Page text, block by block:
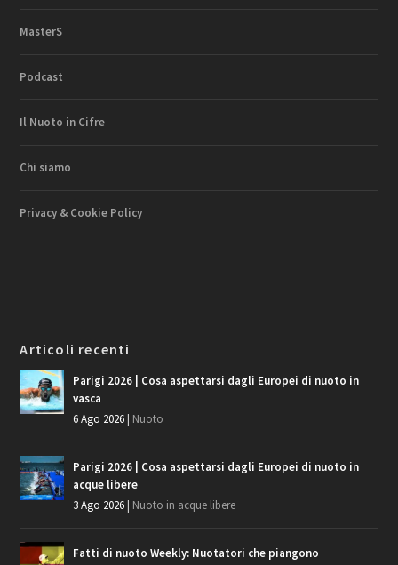
MasterS
Podcast
Il Nuoto in Cifre
Chi siamo
Privacy & Cookie Policy
Articoli recenti
Parigi 2026 | Cosa aspettarsi dagli Europei di nuoto in
vasca
6 Ago 2026 Nuoto
Parigi 2026 | Cosa aspettarsi dagli Europei di nuoto in
acque libere
3 Ago 2026 Nuoto in acque libere
Fatti di nuoto Weekly: Nuotatori che piangono